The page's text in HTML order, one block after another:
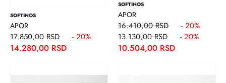
SOFTINOS
APOR
17.850,00 RSD - 20%
14.280,00 RSD
SOFTINOS
APOR
16.410,00 RSD
- 20%
13.130,00 RSD
- 20%
10.504,00 RSD